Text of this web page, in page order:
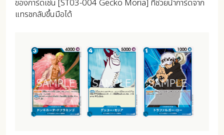
ของการ์ดเช่น [ST03-004 Gecko Moria] ที่ช่วยนำการ์ดจาก
แทรชกลับขึ้นมือได้